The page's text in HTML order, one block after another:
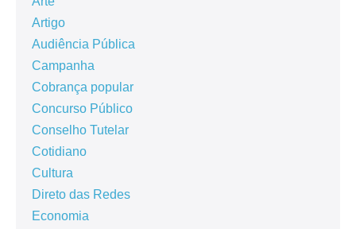
Artigo
Audiência Pública
Campanha
Cobrança popular
Concurso Público
Conselho Tutelar
Cotidiano
Cultura
Direto das Redes
Economia